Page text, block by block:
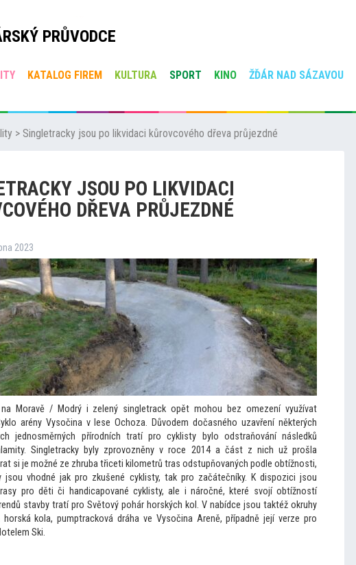
PRŮVODCE
KATALOG FIREM KULTURA SPORT KINO ŽĎÁR NAD SÁZAVOU
> Singletracky jsou po likvidaci kůrovcového dřeva průjezdné
JSOU PO LIKVIDACI
DŘEVA PRŮJEZDNÉ
2023
Moravě / Modrý i zelený singletrack opět mohou bez omezení využívat
arény Vysočina v lese Ochoza. Důvodem dočasného uzavření některých
jednosměrných přírodních tratí pro cyklisty bylo odstraňování následků
Singletracky byly zprovozněny v roce 2014 a část z nich už prošla
si je možné ze zhruba třiceti kilometrů tras odstupňovaných podle obtížnosti,
jsou vhodné jak pro zkušené cyklisty, tak pro začátečníky. K dispozici jsou
pro děti či handicapované cyklisty, ale i náročné, které svojí obtížností
stavby tratí pro Světový pohár horských kol. V nabídce jsou taktéž okruhy
kola, pumptracková dráha ve Vysočina Areně, případně její verze pro
Ski.